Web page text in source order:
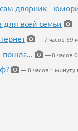
дворник -
для всей семьи
— 7 часов 59
пошла...
— 8 часов
— 8 часов 1 минуту